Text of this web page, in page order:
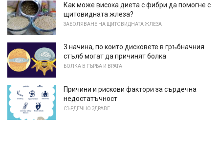
Как може висока диета с фибри да помогне с
щитовидната жлеза?
ЗАБОЛЯВАНЕ НА ЩИТОВИДНАТА ЖЛЕЗА
3 начина, по които дисковете в гръбначния
стълб могат да причинят болка
БОЛКА В ГЪРБА И ВРАТА
Причини и рискови фактори за сърдечна
недостатъчност
СЪРДЕЧНО ЗДРАВЕ